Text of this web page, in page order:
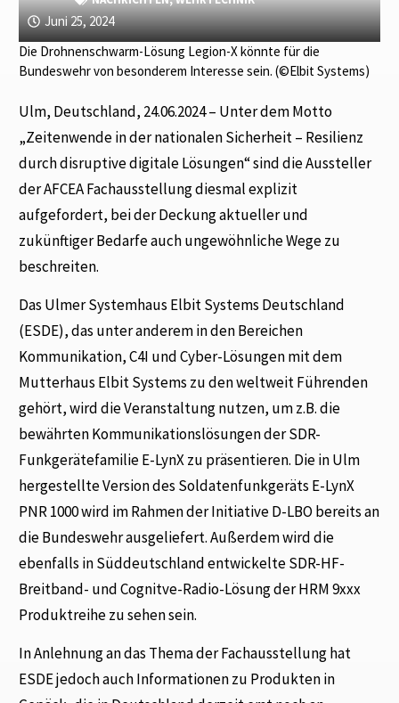
Juni 25, 2024
Die Drohnenschwarm-Lösung Legion-X könnte für die
Bundeswehr von besonderem Interesse sein. (©Elbit Systems)
Ulm, Deutschland, 24.06.2024 – Unter dem Motto
„Zeitenwende in der nationalen Sicherheit – Resilienz
durch disruptive digitale Lösungen“ sind die Aussteller
der AFCEA Fachausstellung diesmal explizit
aufgefordert, bei der Deckung aktueller und
zukünftiger Bedarfe auch ungewöhnliche Wege zu
beschreiten.
Das Ulmer Systemhaus Elbit Systems Deutschland
(ESDE), das unter anderem in den Bereichen
Kommunikation, C4I und Cyber-Lösungen mit dem
Mutterhaus Elbit Systems zu den weltweit Führenden
gehört, wird die Veranstaltung nutzen, um z.B. die
bewährten Kommunikationslösungen der SDR-
Funkgerätefamilie E-LynX zu präsentieren. Die in Ulm
hergestellte Version des Soldatenfunkgeräts E-LynX
PNR 1000 wird im Rahmen der Initiative D-LBO bereits an
die Bundeswehr ausgeliefert. Außerdem wird die
ebenfalls in Süddeutschland entwickelte SDR-HF-
Breitband- und Cognitve-Radio-Lösung der HRM 9xxx
Produktreihe zu sehen sein.
In Anlehnung an das Thema der Fachausstellung hat
ESDE jedoch auch Informationen zu Produkten in